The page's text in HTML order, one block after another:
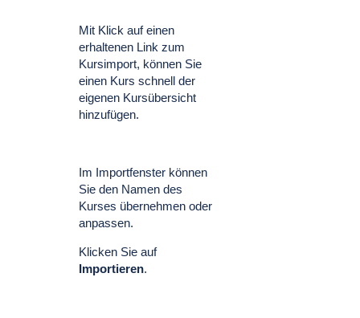
Mit Klick auf einen
erhaltenen Link zum
Kursimport, können Sie
einen Kurs schnell der
eigenen Kursübersicht
hinzufügen.
Im Importfenster können
Sie den Namen des
Kurses übernehmen oder
anpassen.
Klicken Sie auf
Importieren.